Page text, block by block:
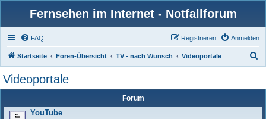
Fernsehen im Internet - Notfallforum
FAQ Anmelden
Registrieren
Startseite Foren-Übersicht TV - nach Wunsch Videoportale
Videoportale
Forum
YouTube